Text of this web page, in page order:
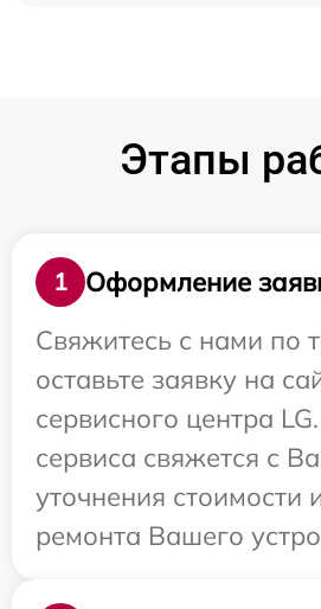
Этапы
1
Оформление
Свяжитесь с нами по
оставьте заявку на
сервисного центра
сервиса свяжется с
уточнения стоимости
ремонта Вашего